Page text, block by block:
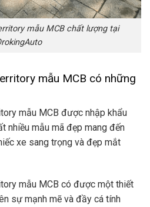
mẫu MCB chất lượng tại
mẫu MCB có những
mẫu MCB được nhập khẩu
nhiều mẫu mã đẹp mang đến
xe sang trọng và đẹp mắt
mẫu MCB có được một thiết
sự mạnh mẽ và đầy cá tính